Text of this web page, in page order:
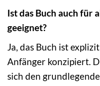
Ist das Buch auch für
geeignet?
Ja, das Buch ist
Anfänger konzipiert.
sich den